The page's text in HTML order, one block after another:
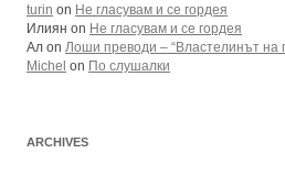
turin on Не гласувам и се гордея
Илиян on Не гласувам и се гордея
Ал on Лоши преводи – “Властелинът на
Michel on По слушалки
ARCHIVES